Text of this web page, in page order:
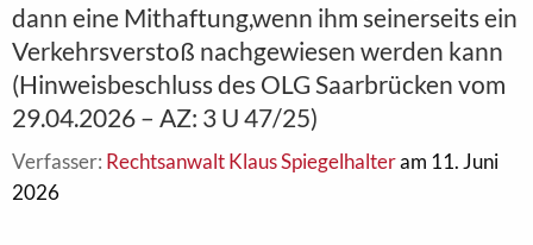
dann eine Mithaftung,wenn ihm seinerseits ein
Verkehrsverstoß nachgewiesen werden kann
(Hinweisbeschluss des OLG Saarbrücken vom
29.04.2026 – AZ: 3 U 47/25)
Verfasser: Rechtsanwalt Klaus Spiegelhalteram 11. Juni
2026